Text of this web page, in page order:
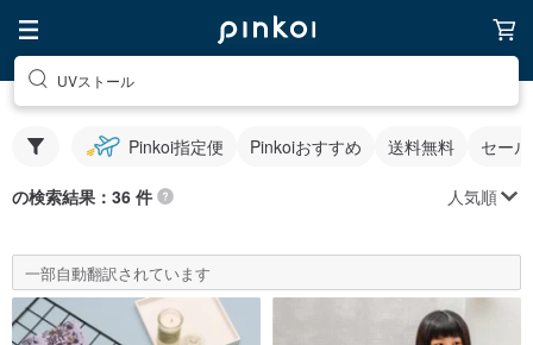
UVストール
Pinkoi指定便 Pinkoiおすすめ 送料無料 セー
の検索結果：36 件 人気順
一部自動翻訳されています